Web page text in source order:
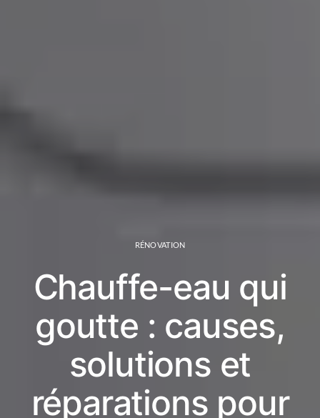
RÉNOVATION
Chauffe-eau qui
goutte : causes,
solutions et
réparations pour